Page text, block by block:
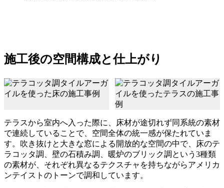
施工後の空間構成と仕上がり
テラスから室内へ入った際に、床材が途切れず同系統の素材
で連続していることで、空間全体の統一感が保たれていま
す。吹き抜けと大きな窓による開放的な空間の中で、床のテ
ラコッタ調、壁の石積み調、暖炉のブリック調という3種類
の素材が、それぞれ異なるテクスチャを持ちながらアメリカ
ンテイストのトーンで調和しています。